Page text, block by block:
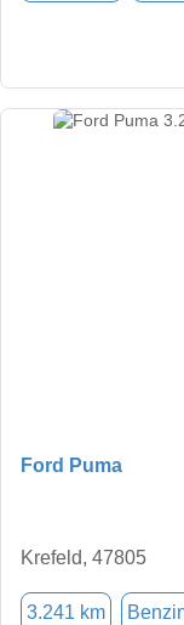
Ford Puma
Krefeld, 47805
3.241 km